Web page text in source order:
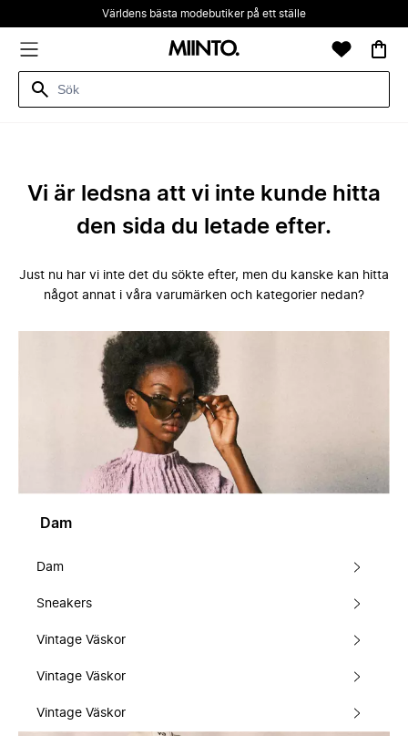
Världens bästa modebutiker på ett ställe
Vi är ledsna att vi inte kunde hitta
den sida du letade efter.
Just nu har vi inte det du sökte efter, men du kanske kan hitta
något annat i våra varumärken och kategorier nedan?
Dam
Dam
Sneakers
Vintage Väskor
Vintage Väskor
Vintage Väskor